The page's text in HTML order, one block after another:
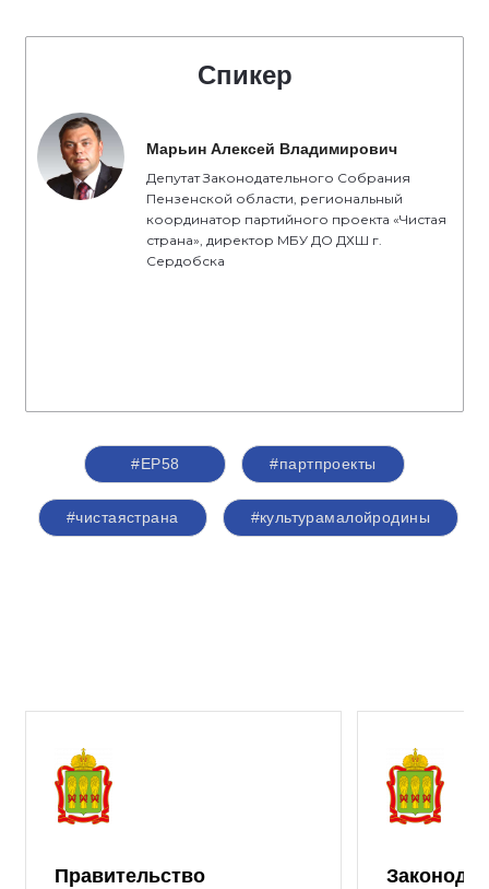
Спикер
Марьин Алексей Владимирович
Депутат Законодательного Собрания
Пензенской области, региональный
координатор партийного проекта «Чистая
страна», директор МБУ ДО ДХШ г.
Сердобска
#ЕР58 #партпроекты
#чистаястрана #культурамалойродины
Правительство